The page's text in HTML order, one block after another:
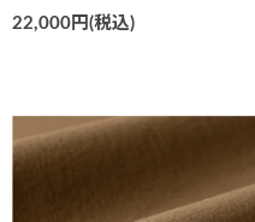
22,000円(税込)